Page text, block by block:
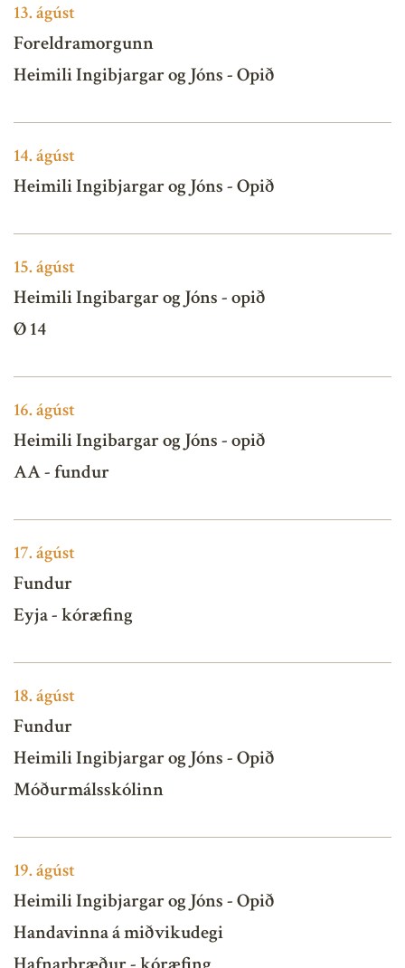
13.ágúst
Foreldramorgunn
Heimili Ingibjargar og Jóns - Opið
14.ágúst
Heimili Ingibjargar og Jóns - Opið
15.ágúst
Heimili Ingibargar og Jóns - opið
Ø 14
16.ágúst
Heimili Ingibargar og Jóns - opið
AA - fundur
17.ágúst
Fundur
Eyja - kóræfing
18.ágúst
Fundur
Heimili Ingibjargar og Jóns - Opið
Móðurmálsskólinn
19.ágúst
Heimili Ingibjargar og Jóns - Opið
Handavinna á miðvikudegi